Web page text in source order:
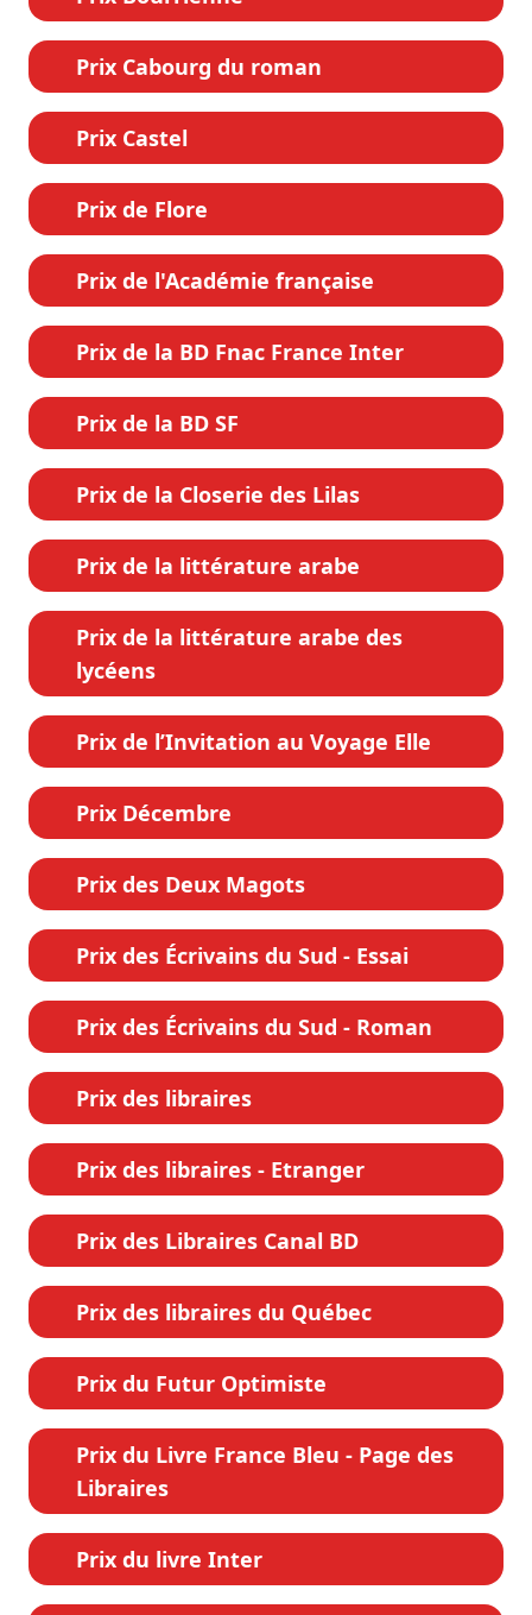
Prix Cabourg du roman
Prix Castel
Prix de Flore
Prix de l'Académie française
Prix de la BD Fnac France Inter
Prix de la BD SF
Prix de la Closerie des Lilas
Prix de la littérature arabe
Prix de la littérature arabe des
lycéens
Prix de l’Invitation au Voyage Elle
Prix Décembre
Prix des Deux Magots
Prix des Écrivains du Sud - Essai
Prix des Écrivains du Sud - Roman
Prix des libraires
Prix des libraires - Etranger
Prix des Libraires Canal BD
Prix des libraires du Québec
Prix du Futur Optimiste
Prix du Livre France Bleu - Page des
Libraires
Prix du livre Inter